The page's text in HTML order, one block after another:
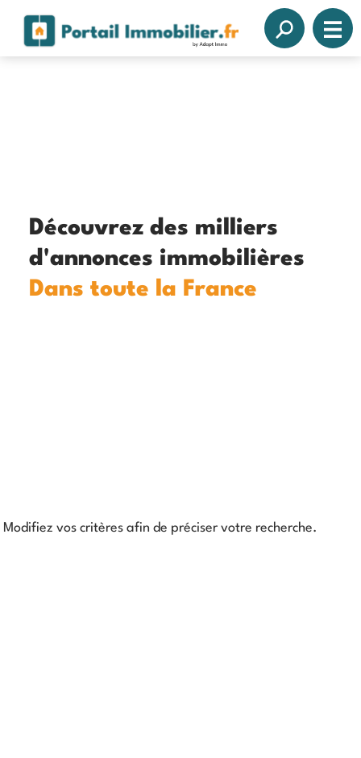
Découvrez des milliers
d'annonces immobilières
Dans toute la France
Modifiez vos critères afin de préciser votre recherche.